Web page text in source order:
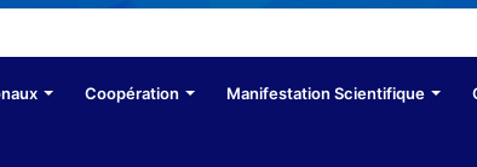
Coopération Manifestation Scientifique